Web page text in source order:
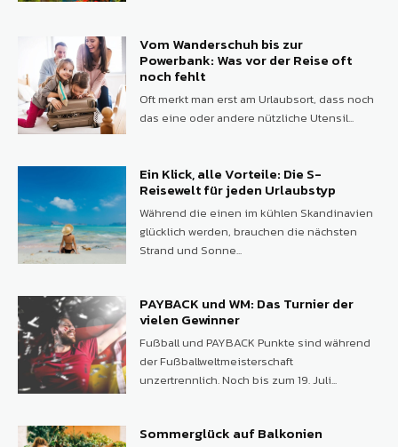
Vom Wanderschuh bis zur
Powerbank: Was vor der Reise oft
noch fehlt
Oft merkt man erst am Urlaubsort, dass noch
das eine oder andere nützliche Utensil...
Ein Klick, alle Vorteile: Die S-
Reisewelt für jeden Urlaubstyp
Während die einen im kühlen Skandinavien
glücklich werden, brauchen die nächsten
Strand und Sonne...
PAYBACK und WM: Das Turnier der
vielen Gewinner
Fußball und PAYBACK Punkte sind während
der Fußballweltmeisterschaft
unzertrennlich. Noch bis zum 19. Juli...
Sommerglück auf Balkonien